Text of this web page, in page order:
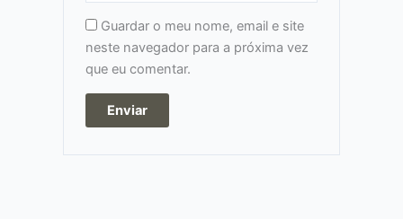
Guardar o meu nome, email e site
neste navegador para a próxima vez
que eu comentar.